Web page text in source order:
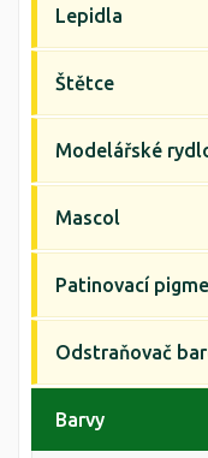
Lepidla
Štětce
Modelářské
Mascol
Patinovací
Odstraňovač
Barvy